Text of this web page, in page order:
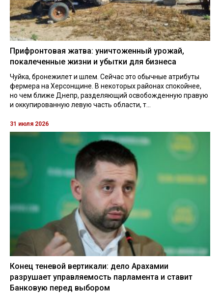
Прифронтовая жатва: уничтоженный урожай,
покалеченные жизни и убытки для бизнеса
Чуйка, бронежилет и шлем. Сейчас это обычные атрибуты
фермера на Херсонщине. В некоторых районах спокойнее,
но чем ближе Днепр, разделяющий освобожденную правую
и оккупированную левую часть области, т...
31 июля 2026
Конец теневой вертикали: дело Арахамии
разрушает управляемость парламента и ставит
Банковую перед выбором